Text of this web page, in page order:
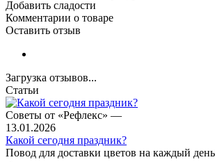
Добавить сладости
Комментарии о товаре
Оставить отзыв
Загрузка отзывов...
Статьи
Советы от «Рефлекс» —
13.01.2026
Какой сегодня праздник?
Повод для доставки цветов на каждый